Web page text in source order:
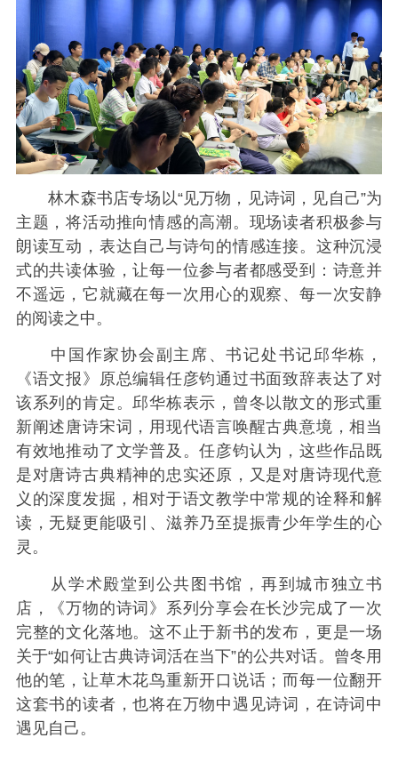
林木森书店专场以“见万物，见诗词，见自己”为
主题，将活动推向情感的高潮。现场读者积极参与
朗读互动，表达自己与诗句的情感连接。这种沉浸
式的共读体验，让每一位参与者都感受到：诗意并
不遥远，它就藏在每一次用心的观察、每一次安静
的阅读之中。
中国作家协会副主席、书记处书记邱华栋，
《语文报》原总编辑任彦钧通过书面致辞表达了对
该系列的肯定。邱华栋表示，曾冬以散文的形式重
新阐述唐诗宋词，用现代语言唤醒古典意境，相当
有效地推动了文学普及。任彦钧认为，这些作品既
是对唐诗古典精神的忠实还原，又是对唐诗现代意
义的深度发掘，相对于语文教学中常规的诠释和解
读，无疑更能吸引、滋养乃至提振青少年学生的心
灵。
从学术殿堂到公共图书馆，再到城市独立书
店，《万物的诗词》系列分享会在长沙完成了一次
完整的文化落地。这不止于新书的发布，更是一场
关于“如何让古典诗词活在当下”的公共对话。曾冬用
他的笔，让草木花鸟重新开口说话；而每一位翻开
这套书的读者，也将在万物中遇见诗词，在诗词中
遇见自己。